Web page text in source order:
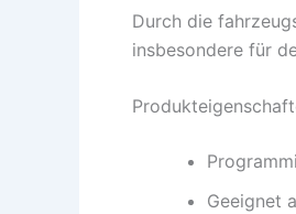
Durch die
insbesondere für
Geeignet